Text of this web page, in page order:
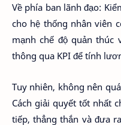
Về phía ban lãnh đạo:
cho hệ thống nhân viên
mạnh chế độ quản
thông qua KPI để tính
Tuy nhiên, không nên
Cách giải quyết tốt nhất
tiếp, thẳng thắn và đưa